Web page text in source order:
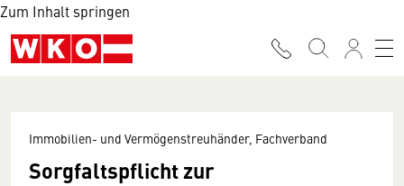
Zum Inhalt springen
Immobilien- und Vermögenstreuhänder, Fachverband
Sorgfaltspflicht zur